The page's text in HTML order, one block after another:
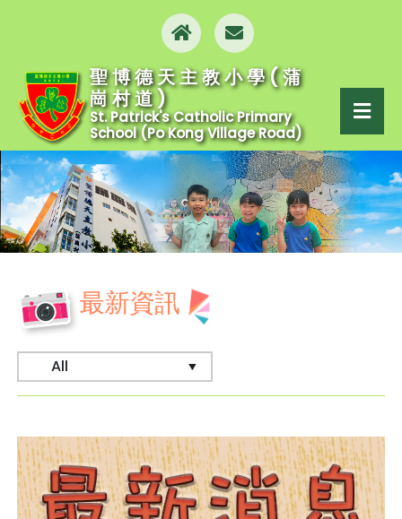
聖博德天主教小學(蒲
崗村道)
St. Patrick's Catholic Primary
School (Po Kong Village Road)
最新資訊